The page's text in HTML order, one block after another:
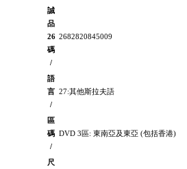
誠
品
26
碼
/
2682820845009
語
言
/
27:其他斯拉夫語
區
碼
/
DVD 3區: 東南亞及東亞 (包括香港)
尺